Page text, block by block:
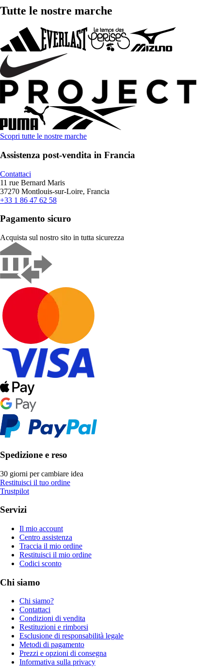
Tutte le nostre marche
Scopri tutte le nostre marche
Assistenza post-vendita in Francia
Contattaci
11 rue Bernard Maris
37270 Montlouis-sur-Loire, Francia
+33 1 86 47 62 58
Pagamento sicuro
Acquista sul nostro sito in tutta sicurezza
Spedizione e reso
30 giorni per cambiare idea
Restituisci il tuo ordine
Trustpilot
Servizi
Il mio account
Centro assistenza
Traccia il mio ordine
Restituisci il mio ordine
Codici sconto
Chi siamo
Chi siamo?
Contattaci
Condizioni di vendita
Restituzioni e rimborsi
Esclusione di responsabilità legale
Metodi di pagamento
Prezzi e opzioni di consegna
Informativa sulla privacy